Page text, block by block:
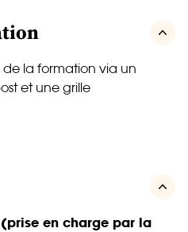
la formation via un
et une grille
en charge par la